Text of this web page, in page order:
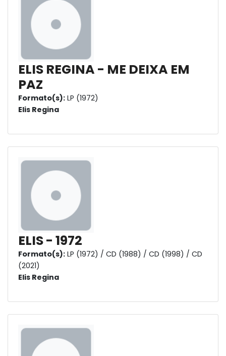
ELIS REGINA - ME DEIXA EM
PAZ
Formato(s): LP (1972)
Elis Regina
ELIS - 1972
Formato(s): LP (1972) / CD (1988) / CD (1998) / CD
(2021)
Elis Regina